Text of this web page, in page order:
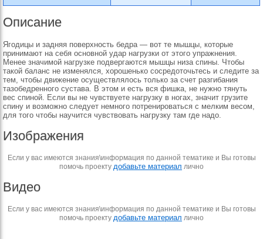
Описание
Ягодицы и задняя поверхность бедра — вот те мышцы, которые
принимают на себя основной удар нагрузки от этого упражнения.
Менее значимой нагрузке подвергаются мышцы низа спины. Чтобы
такой баланс не изменялся, хорошенько сосредоточьтесь и следите за
тем, чтобы движение осуществлялось только за счет разгибания
тазобедренного сустава. В этом и есть вся фишка, не нужно тянуть
вес спиной. Если вы не чувствуете нагрузку в ногах, значит грузите
спину и возможно следует немного потренироваться с мелким весом,
для того чтобы научится чувствовать нагрузку там где надо.
Изображения
Если у вас имеются знания\информация по данной тематике и Вы готовы
помочь проекту добавьте материал лично
Видео
Если у вас имеются знания\информация по данной тематике и Вы готовы
помочь проекту добавьте материал лично